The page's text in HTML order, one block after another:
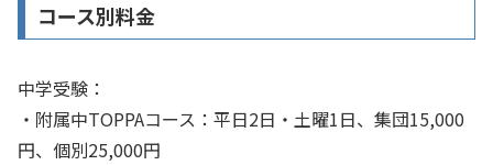
コース別料金
中学受験：
・附属中TOPPAコース：平日2日・土曜1日、集団15,000
円、個別25,000円